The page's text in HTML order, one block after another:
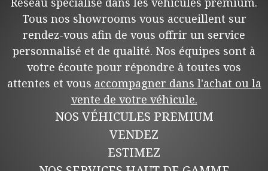
Tous nos showrooms vous accueillent sur
rendez-vous afin de vous offrir un service
personnalisé et de qualité. Nos équipes sont à
votre écoute pour répondre à toutes vos
attentes et vous accompagner dans l'achat ou la
vente de votre véhicule.
NOS VÉHICULES PREMIUM
VENDEZ
ESTIMEZ